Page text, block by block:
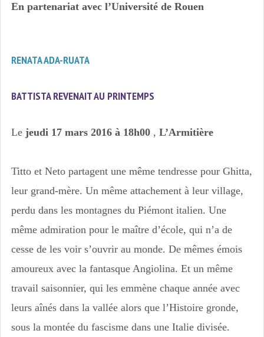
En partenariat avec l’Université de Rouen
RENATA ADA-RUATA
BATTISTA REVENAIT AU PRINTEMPS
Le jeudi 17 mars 2016 à 18h00, L’Armitière
Titto et Neto partagent une même tendresse pour Ghitta,
leur grand-mère. Un même attachement à leur village,
perdu dans les montagnes du Piémont italien. Une
même admiration pour le maître d’école, qui n’a de
cesse de les voir s’ouvrir au monde. De mêmes émois
amoureux avec la fantasque Angiolina. Et un même
travail saisonnier, qui les emmène chaque année avec
leurs aînés dans la vallée alors que l’Histoire gronde,
sous la montée du fascisme dans une Italie divisée.